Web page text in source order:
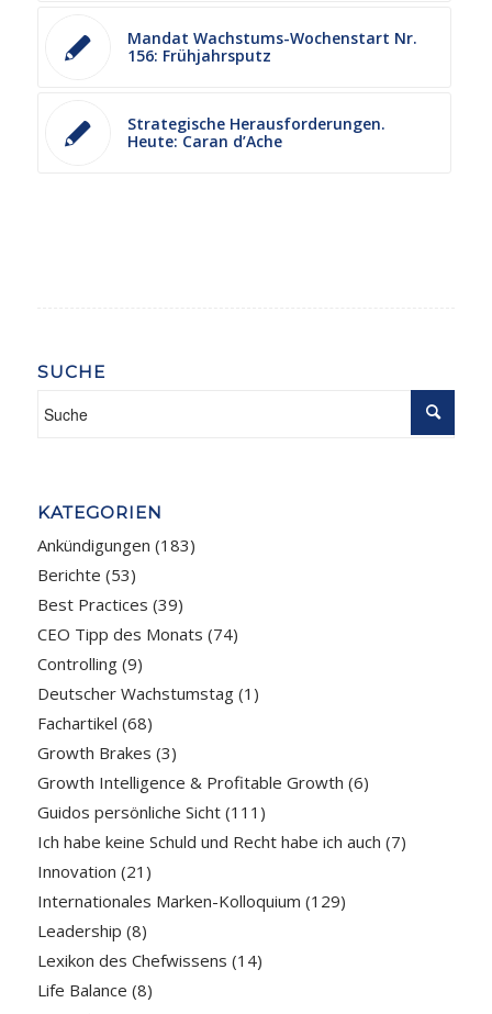
Mandat Wachstums-Wochenstart Nr.
156: Frühjahrsputz
Strategische Herausforderungen.
Heute: Caran d’Ache
SUCHE
KATEGORIEN
Ankündigungen (183)
Berichte (53)
Best Practices (39)
CEO Tipp des Monats (74)
Controlling(9)
Deutscher Wachstumstag(1)
Fachartikel (68)
Growth Brakes (3)
Growth Intelligence & Profitable Growth (6)
Guidos persönliche Sicht(111)
Ich habe keine Schuld und Recht habe ich auch (7)
Innovation (21)
Internationales Marken-Kolloquium (129)
Leadership (8)
Lexikon des Chefwissens (14)
Life Balance (8)